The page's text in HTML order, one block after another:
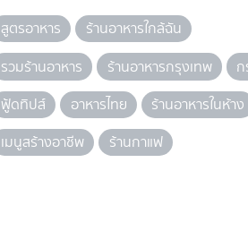
สูตรอาหาร
ร้านอาหารใกล้ฉัน
รวมร้านอาหาร
ร้านอาหารกรุงเทพ
ฟู้ดทิปส์
อาหารไทย
ร้านอาหารในห้าง
เมนูสร้างอาชีพ
ร้านกาแฟ